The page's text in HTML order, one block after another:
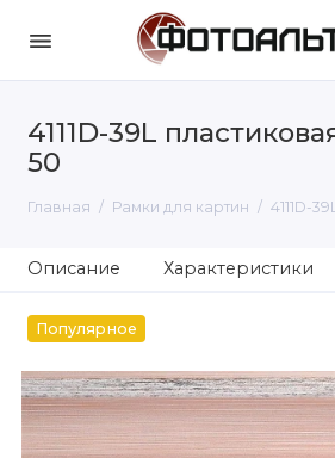
4111D-39L
50
Главная Рамки для картин 4111D-
Описание Характеристики
Популярное